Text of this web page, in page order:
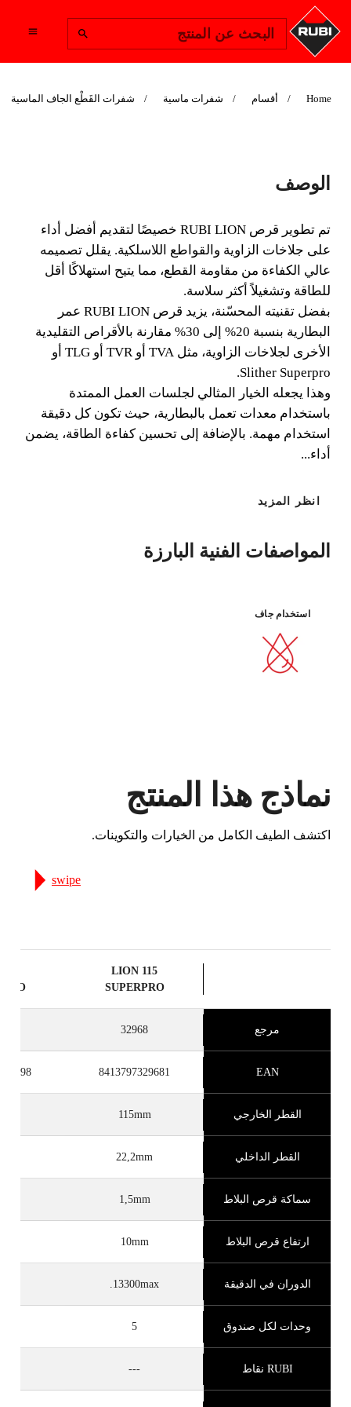
البحث عن المنتج
Home أقسام شفرات ماسية شفرات القَطْع الجاف الماسية
LION SUPERPRO
DRY BLADE
تم تطوير قرص RUBI LION خصيصًا لتقديم أفضل أداء
على جلاخات الزاوية والقواطع اللاسلكية.
البورسلان
الكفاءة في
قواطع
البطاريات
المتانة
الوصف
تم تطوير قرص RUBI LION خصيصًا لتقديم أفضل أداء
على جلاخات الزاوية والقواطع اللاسلكية. يقلل تصميمه
عالي الكفاءة من مقاومة القطع، مما يتيح استهلاكًا أقل
للطاقة وتشغيلاً أكثر سلاسة.
بفضل تقنيته المحسّنة، يزيد قرص RUBI LION عمر
البطارية بنسبة 20% إلى 30% مقارنة بالأقراص التقليدية
الأخرى لجلاخات الزاوية، مثل TVA أو TVR أو TLG أو
Slither Superpro.
وهذا يجعله الخيار المثالي لجلسات العمل الممتدة
باستخدام معدات تعمل بالبطارية، حيث تكون كل دقيقة
استخدام مهمة. بالإضافة إلى تحسين كفاءة الطاقة، يضمن
أداء...
انظر المزيد
المواصفات الفنية البارزة
استخدام جاف
نماذج هذا المنتج
اكتشف الطيف الكامل من الخيارات والتكوينات.
swipe
LION 115
SUPERPRO
مرجع 32968
EAN
8413797329681
القطر الخارجي 115mm
القطر الداخلي 22,2mm
سماكة قرص البلاط 1,5mm
ارتفاع قرص البلاط 10mm
الدوران في الدقيقة 13300max.
وحدات لكل صندوق 5
RUBI نقاط ---